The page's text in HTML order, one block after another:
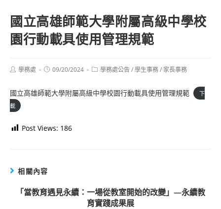
國立高雄師範大學附屬高級中學校
園行動載具使用管理規範
Post學務處
Post09/20/2024
Post學務處公告/學生事務/ 家長事務
國立高雄師範大學附屬高級中學校園行動載具使用管理規範
下
載
Post Views: 186
相關內容
「當教育遇見永續：一場從教室開始的改變」—永續教
育實踐成果展